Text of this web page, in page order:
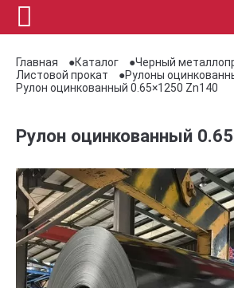
Главная Каталог
Черный
Листовой прокат
Рулоны
Рулон оцинкованный 0.65×1250 Zn140
Рулон оцинкованный